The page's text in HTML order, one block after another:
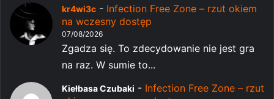
kr4wi3c - Infection Free Zone – rzut okiem
na wczesny dostęp
07/08/2026
Zgadza się. To zdecydowanie nie jest gra
na raz. W sumie to...
Kiełbasa Czubaki - Infection Free Zone – rzut